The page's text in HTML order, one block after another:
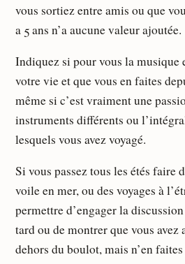
vous sortiez entre amis ou que
a 5 ans n’a aucune valeur ajoutée.
Indiquez si pour vous la musique
votre vie et que vous en faites
même si c’est vraiment une
instruments différents ou
lesquels vous avez voyagé.
Si vous passez tous les étés faire
voile en mer, ou des voyages à
permettre d’engager la
tard ou de montrer que vous avez
dehors du boulot, mais n’en